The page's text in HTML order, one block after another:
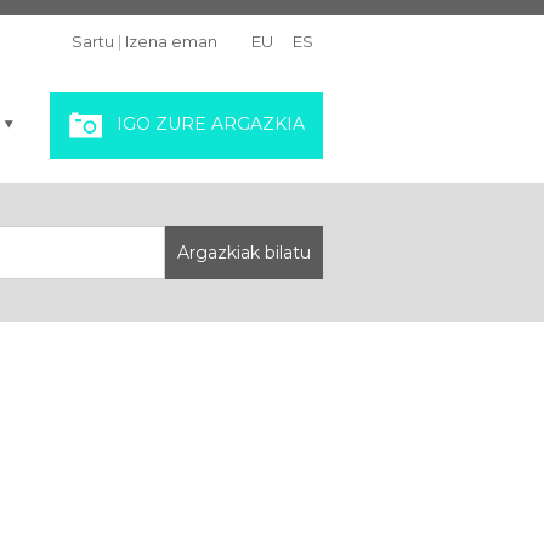
Sartu | Izena eman EU ES
IGO ZURE ARGAZKIA